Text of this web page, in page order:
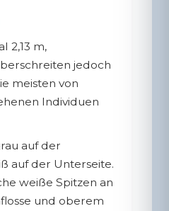
2,13 m,
jedoch
meisten von
Individuen
auf der
auf der Unterseite.
weiße Spitzen an
und oberem